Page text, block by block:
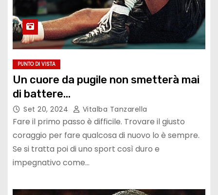
PUNTO DI VISTA
Un cuore da pugile non smetterà mai
di battere…
Set 20, 2024 Vitalba Tanzarella
Fare il primo passo è difficile. Trovare il giusto
coraggio per fare qualcosa di nuovo lo è sempre.
Se si tratta poi di uno sport così duro e
impegnativo come…